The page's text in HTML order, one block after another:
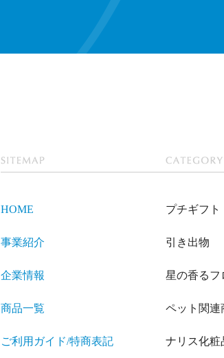
HOME
事業紹介
企業情報
商品一覧
ご利用ガイド/特商表記
プチギフト
引き出物
星の香るフ
ペット関連
ナリス化粧